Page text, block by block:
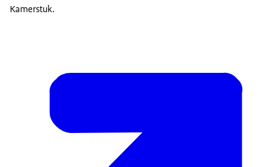
Kamerstuk.